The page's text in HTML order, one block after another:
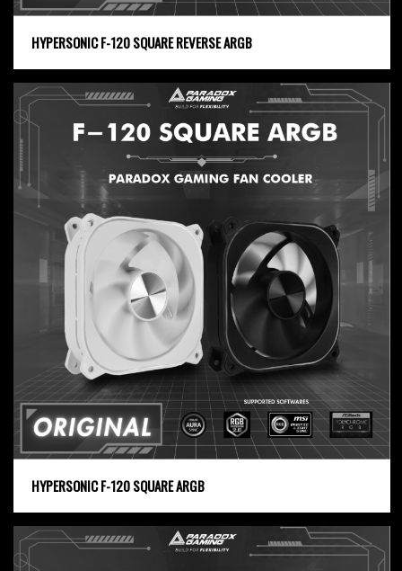
HYPERSONIC F-120 SQUARE REVERSE ARGB
HYPERSONIC F-120 SQUARE ARGB